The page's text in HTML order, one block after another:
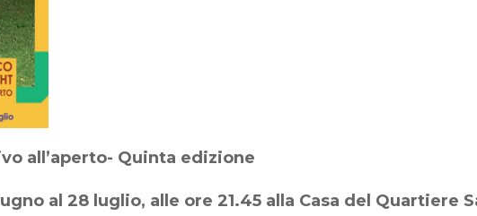
all’aperto- Quinta edizione
al 28 luglio, alle ore 21.45 alla Casa del Quartiere